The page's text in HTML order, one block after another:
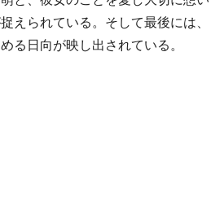
えられている。そして最後には、
る日向が映し出されている。